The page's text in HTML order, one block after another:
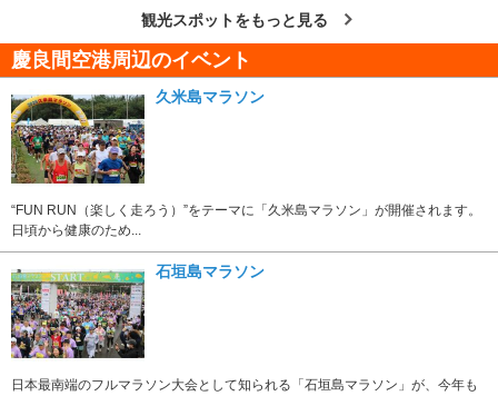
観光スポットをもっと見る
慶良間空港周辺のイベント
久米島マラソン
“FUN RUN（楽しく走ろう）”をテーマに「久米島マラソン」が開催されます。
日頃から健康のため...
石垣島マラソン
日本最南端のフルマラソン大会として知られる「石垣島マラソン」が、今年も